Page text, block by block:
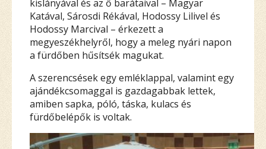
kislányával és az ő barátaival – Magyar
Katával, Sárosdi Rékával, Hodossy Lilivel és
Hodossy Marcival – érkezett a
megyeszékhelyről, hogy a meleg nyári napon
a fürdőben hűsítsék magukat.
A szerencsések egy emléklappal, valamint egy
ajándékcsomaggal is gazdagabbak lettek,
amiben sapka, póló, táska, kulacs és
fürdőbelépők is voltak.